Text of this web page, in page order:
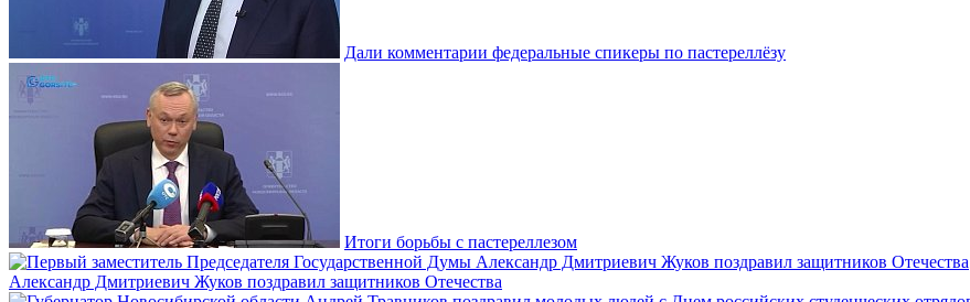
Дали комментарии федеральные спикеры по пастереллёзу
Итоги борьбы с пастереллезом
Александр Дмитриевич Жуков поздравил защитников Отечества